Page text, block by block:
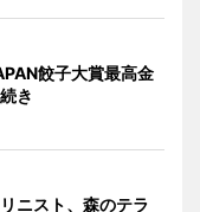
餃子大賞最高金
き
ニスト、森のテラ